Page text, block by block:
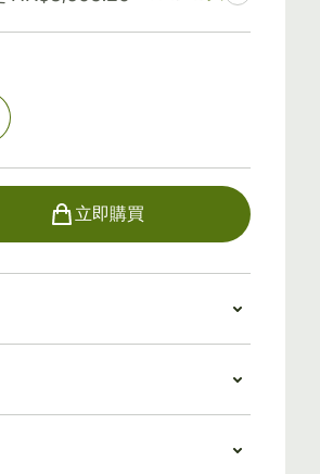
立即購買
性。它具有美麗的牛奶巧克力
茄點燃良好，整個燃燒均勻。
斯托 2 號愛好者的自然發展，其